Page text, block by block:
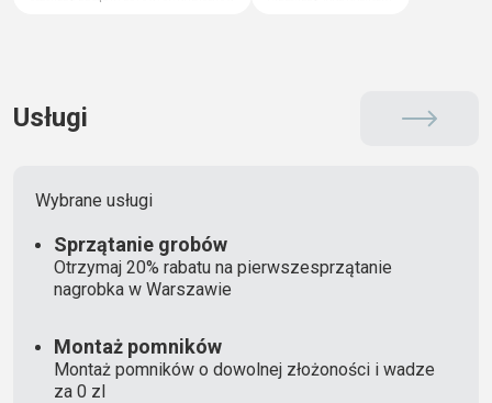
Usługi
Wybrane usługi
Sprzątanie grobów
Otrzymaj 20% rabatu na pierwszesprzątanie
nagrobka w Warszawie
Montaż pomników
Montaż pomników o dowolnej złożoności i wadze
za 0 zl